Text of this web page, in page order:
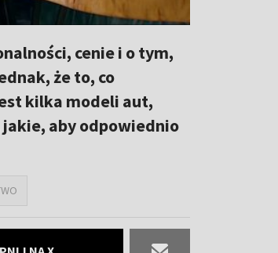
cenie i o tym,
że to, co
kilka modeli aut,
aby odpowiednio